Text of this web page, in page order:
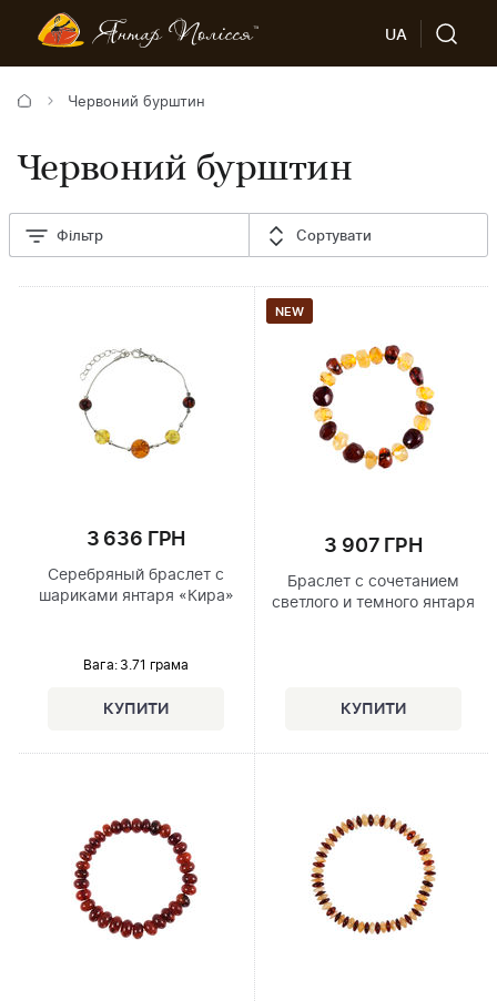
UA
Червоний бурштин
Червоний бурштин
Фільтр Сортувати
3 636 ГРН
Серебряный браслет с
шариками янтаря «Кира»
Вага: 3.71 грама
NEW
3 907 ГРН
Браслет с сочетанием
светлого и темного янтаря